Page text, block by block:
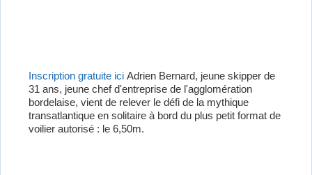
Inscription gratuite ici Adrien Bernard, jeune skipper de
31 ans, jeune chef d'entreprise de l'agglomération
bordelaise, vient de relever le défi de la mythique
transatlantique en solitaire à bord du plus petit format de
voilier autorisé : le 6,50m.